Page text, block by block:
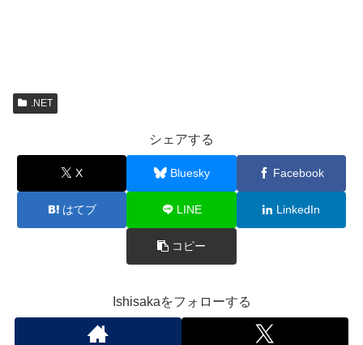
.NET
シェアする
X Bluesky Facebook
はてブ LINE LinkedIn
コピー
Ishisakaをフォローする